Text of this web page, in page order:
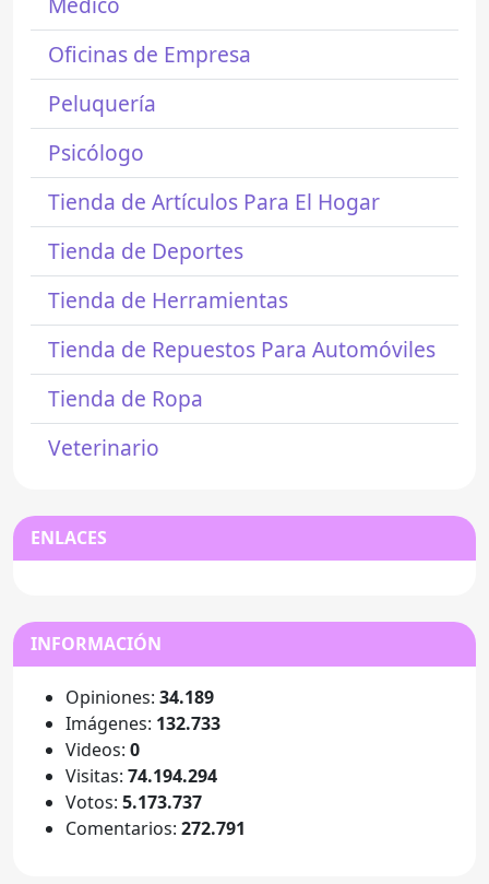
Oficinas de Empresa
Peluquería
Psicólogo
Tienda de Artículos Para El Hogar
Tienda de Deportes
Tienda de Herramientas
Tienda de Repuestos Para Automóviles
Tienda de Ropa
Veterinario
ENLACES
INFORMACIÓN
Opiniones: 34.189
Imágenes: 132.733
Videos: 0
Visitas: 74.194.294
Votos: 5.173.737
Comentarios: 272.791